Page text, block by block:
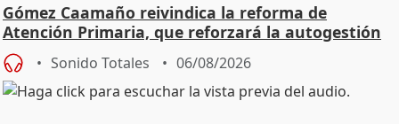
Gómez Caamaño reivindica la reforma de
Atención Primaria, que reforzará la autogestión
Sonido Totales 06/08/2026